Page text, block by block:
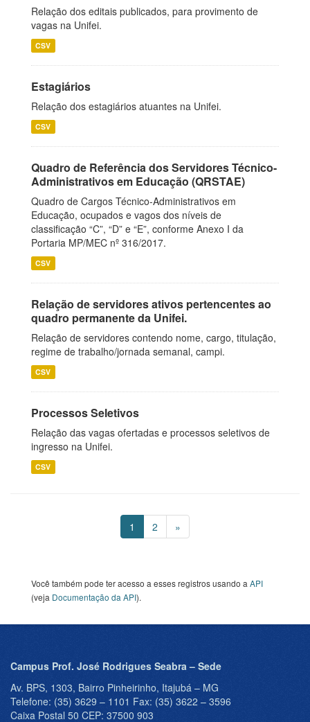
Relação dos editais publicados, para provimento de
vagas na Unifei.
CSV
Estagiários
Relação dos estagiários atuantes na Unifei.
CSV
Quadro de Referência dos Servidores Técnico-
Administrativos em Educação (QRSTAE)
Quadro de Cargos Técnico-Administrativos em
Educação, ocupados e vagos dos níveis de
classificação “C”, “D” e “E”, conforme Anexo I da
Portaria MP/MEC nº 316/2017.
CSV
Relação de servidores ativos pertencentes ao
quadro permanente da Unifei.
Relação de servidores contendo nome, cargo, titulação,
regime de trabalho/jornada semanal, campi.
CSV
Processos Seletivos
Relação das vagas ofertadas e processos seletivos de
ingresso na Unifei.
CSV
1 2 »
Você também pode ter acesso a esses registros usando a API
(veja Documentação da API).
Campus Prof. José Rodrigues Seabra – Sede
Av. BPS, 1303, Bairro Pinheirinho, Itajubá – MG
Telefone: (35) 3629 – 1101 Fax: (35) 3622 – 3596
Caixa Postal 50 CEP: 37500 903